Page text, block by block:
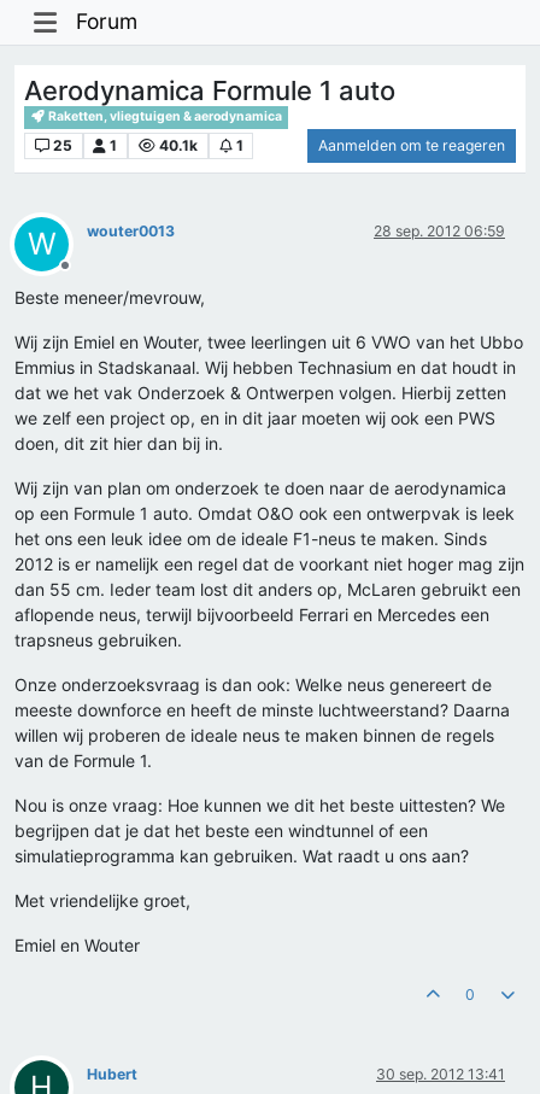
Forum
Aerodynamica Formule 1 auto
Raketten, vliegtuigen & aerodynamica
25 1 40.1k 1 Aanmelden om te reageren
W
Offline
wouter0013 28 sep. 2012 06:59
Beste meneer/mevrouw,
Wij zijn Emiel en Wouter, twee leerlingen uit 6 VWO van het Ubbo
Emmius in Stadskanaal. Wij hebben Technasium en dat houdt in
dat we het vak Onderzoek & Ontwerpen volgen. Hierbij zetten
we zelf een project op, en in dit jaar moeten wij ook een PWS
doen, dit zit hier dan bij in.
Wij zijn van plan om onderzoek te doen naar de aerodynamica
op een Formule 1 auto. Omdat O&O ook een ontwerpvak is leek
het ons een leuk idee om de ideale F1-neus te maken. Sinds
2012 is er namelijk een regel dat de voorkant niet hoger mag zijn
dan 55 cm. Ieder team lost dit anders op, McLaren gebruikt een
aflopende neus, terwijl bijvoorbeeld Ferrari en Mercedes een
trapsneus gebruiken.
Onze onderzoeksvraag is dan ook: Welke neus genereert de
meeste downforce en heeft de minste luchtweerstand? Daarna
willen wij proberen de ideale neus te maken binnen de regels
van de Formule 1.
Nou is onze vraag: Hoe kunnen we dit het beste uittesten? We
begrijpen dat je dat het beste een windtunnel of een
simulatieprogramma kan gebruiken. Wat raadt u ons aan?
Met vriendelijke groet,
Emiel en Wouter
0
Hubert 30 sep. 2012 13:41